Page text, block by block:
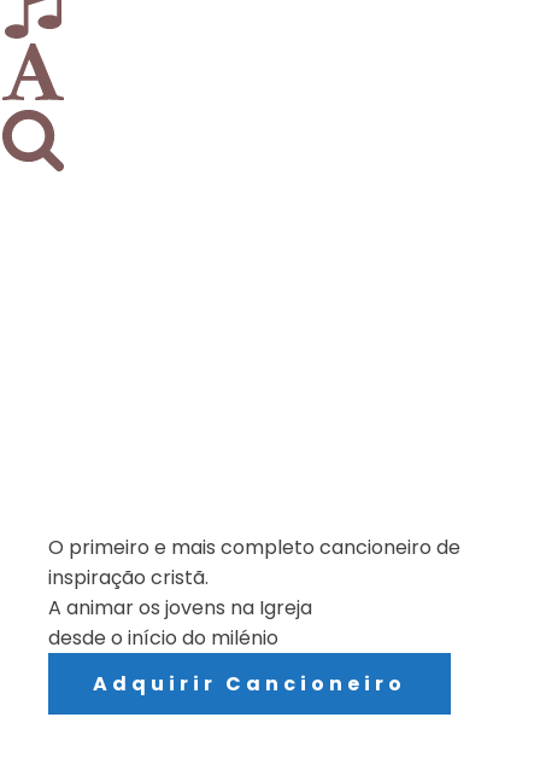
O primeiro e mais completo cancioneiro de
inspiração cristã.
A animar os jovens na Igreja
desde o início do milénio
Adquirir Cancioneiro